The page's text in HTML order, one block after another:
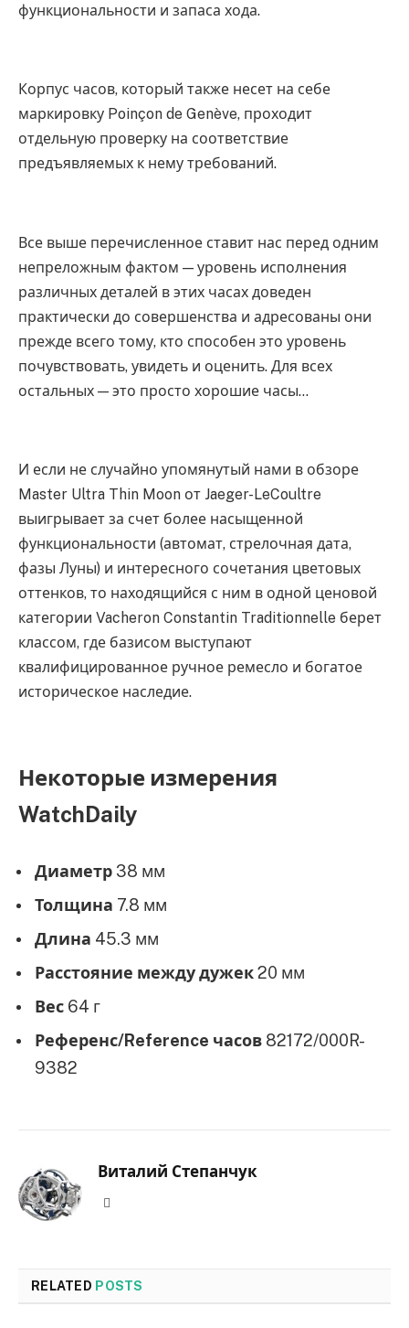
функциональности и запаса хода.
Корпус часов, который также несет на себе
маркировку Poinçon de Genève, проходит
отдельную проверку на соответствие
предъявляемых к нему требований.
Все выше перечисленное ставит нас перед одним
непреложным фактом — уровень исполнения
различных деталей в этих часах доведен
практически до совершенства и адресованы они
прежде всего тому, кто способен это уровень
почувствовать, увидеть и оценить. Для всех
остальных — это просто хорошие часы…
И если не случайно упомянутый нами в обзоре
Master Ultra Thin Moon от Jaeger-LeCoultre
выигрывает за счет более насыщенной
функциональности (автомат, стрелочная дата,
фазы Луны) и интересного сочетания цветовых
оттенков, то находящийся с ним в одной ценовой
категории Vacheron Constantin Traditionnelle берет
классом, где базисом выступают
квалифицированное ручное ремесло и богатое
историческое наследие.
Некоторые измерения
WatchDaily
Диаметр 38 мм
Толщина 7.8 мм
Длина 45.3 мм
Расстояние между дужек20 мм
Вес 64 г
Референс/Reference часов 82172/000R-
9382
Виталий Степанчук
RELATED POSTS